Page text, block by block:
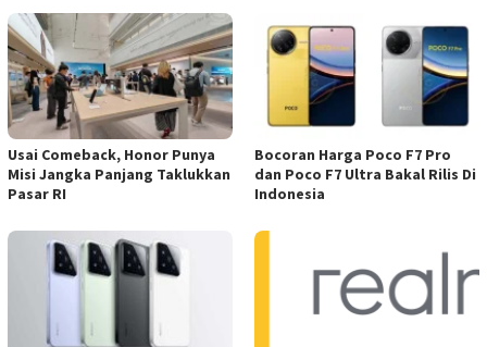
Usai Comeback, Honor Punya
Misi Jangka Panjang Taklukkan
Pasar RI
Bocoran Harga Poco F7 Pro
dan Poco F7 Ultra Bakal Rilis Di
Indonesia